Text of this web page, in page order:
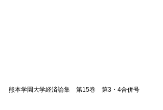
熊本学園大学経済論集 第15巻 第3・4合併号